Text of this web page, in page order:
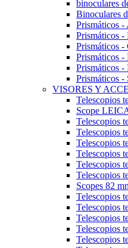
binoculares
Binoculares
Prismáticos -
Prismáticos -
Prismáticos
Prismáticos
Prismáticos
Prismáticos
VISORES Y
Telescopios
Scope
Telescopios
Telescopios
Telescopios
Telescopios
Telescopios
Telescopios
Scopes 82
Telescopios
Telescopios
Telescopios
Telescopios
Telescopios